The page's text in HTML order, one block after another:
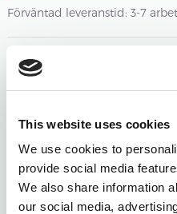
This website uses cookies
We use cookies to
provide social media
We also share information
our social media,
Förväntad leveranstid: 3-7
364 - DIMROSA
362 - PUDERROSA
Öppna färgväljaren